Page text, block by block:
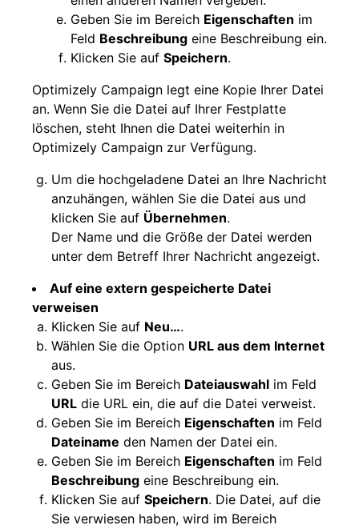
Geben Sie im Bereich Eigenschaften im
Feld Beschreibung eine Beschreibung ein.
Klicken Sie auf Speichern.
Optimizely Campaign legt eine Kopie Ihrer Datei
an. Wenn Sie die Datei auf Ihrer Festplatte
löschen, steht Ihnen die Datei weiterhin in
Optimizely Campaign zur Verfügung.
Um die hochgeladene Datei an Ihre Nachricht
anzuhängen, wählen Sie die Datei aus und
klicken Sie auf Übernehmen.
Der Name und die Größe der Datei werden
unter dem Betreff Ihrer Nachricht angezeigt.
Auf eine extern gespeicherte Datei
verweisen
Klicken Sie auf Neu….
Wählen Sie die Option URL aus dem Internet
aus.
Geben Sie im Bereich Dateiauswahl im Feld
URL die URL ein, die auf die Datei verweist.
Geben Sie im Bereich Eigenschaften im Feld
Dateiname den Namen der Datei ein.
Geben Sie im Bereich Eigenschaften im Feld
Beschreibung eine Beschreibung ein.
Klicken Sie auf Speichern. Die Datei, auf die
Sie verwiesen haben, wird im Bereich